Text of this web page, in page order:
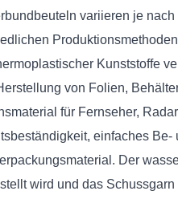
variieren je
Kunststoffe
von Folien,
für Fernseher,
einfaches
Der
wird und das